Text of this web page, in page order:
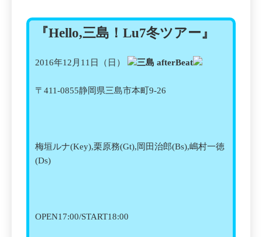
『Hello,三島！Lu7冬ツアー』
2016年12月11日（日） 三島 afterBeat
〒411-0855静岡県三島市本町9-26
梅垣ルナ(Key),栗原務(Gt),岡田治郎(Bs),嶋村一徳
(Ds)
OPEN17:00/START18:00